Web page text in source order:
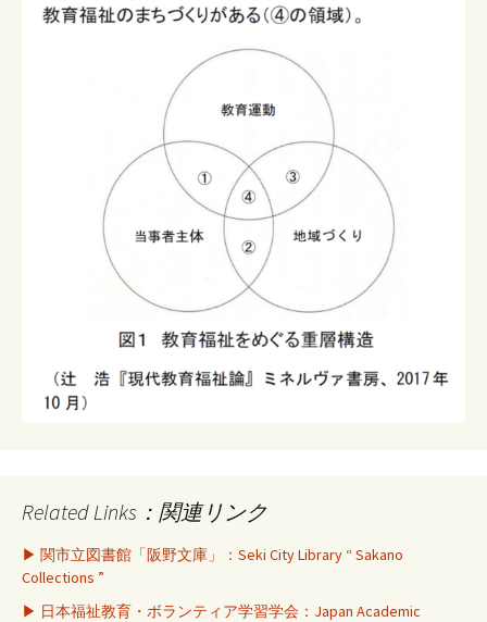
Related Links：関連リンク
▶ 関市立図書館「阪野文庫」：Seki City Library “ Sakano
Collections ”
▶ 日本福祉教育・ボランティア学習学会：Japan Academic